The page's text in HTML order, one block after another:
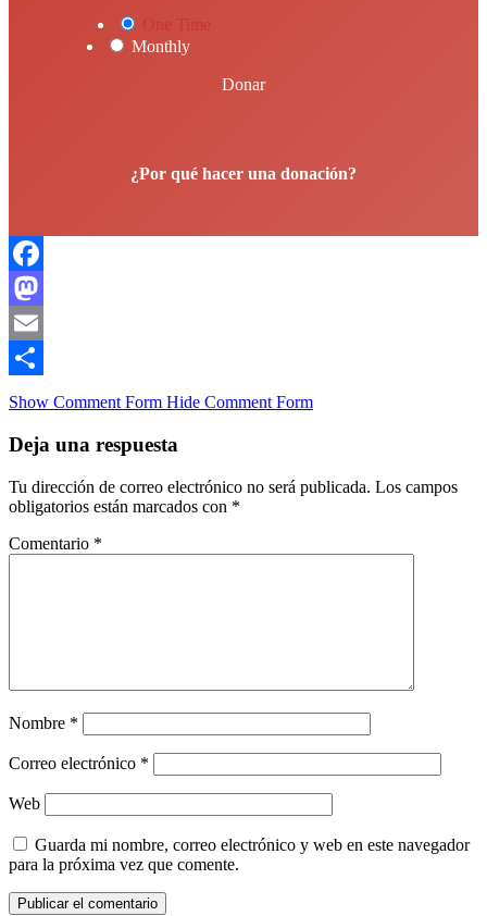
Monthly
Donar
¿Por qué hacer una donación?
Facebook
Mastodon
Email
Compartir
Show Comment Form Hide Comment Form
Deja una respuesta
Tu dirección de correo electrónico no será publicada. Los campos
obligatorios están marcados con *
Comentario *
Nombre *
Correo electrónico *
Web
Guarda mi nombre, correo electrónico y web en este navegador
para la próxima vez que comente.